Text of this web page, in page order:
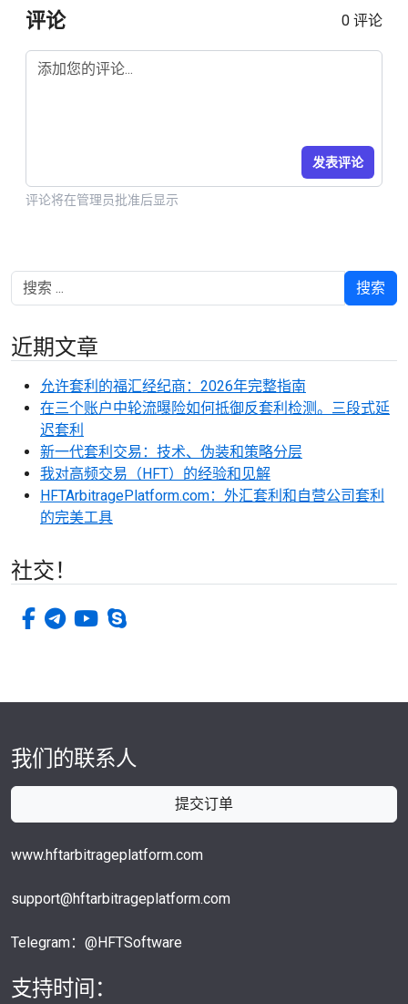
评论 0 评论
发表评论
评论将在管理员批准后显示
搜索
近期文章
允许套利的福汇经纪商：2026年完整指南
在三个账户中轮流曝险如何抵御反套利检测。三段式延
迟套利
新一代套利交易：技术、伪装和策略分层
我对高频交易（HFT）的经验和见解
HFTArbitragePlatform.com：外汇套利和自营公司套利
的完美工具
社交！
facebook-f
电传 视频电话
我们的联系人
提交订单
www.hftarbitrageplatform.com
support@hftarbitrageplatform.com
Telegram：@HFTSoftware
支持时间：